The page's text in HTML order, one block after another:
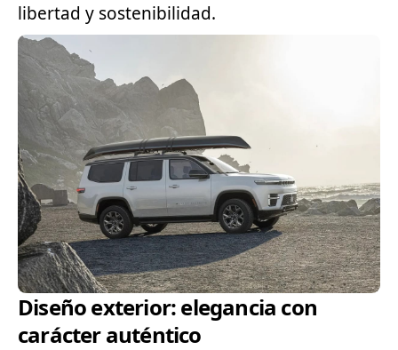
libertad y sostenibilidad.
Diseño exterior: elegancia con
carácter auténtico